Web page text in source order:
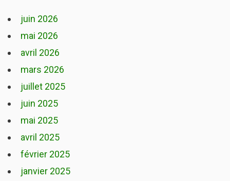
juin 2026
mai 2026
avril 2026
mars 2026
juillet 2025
juin 2025
mai 2025
avril 2025
février 2025
janvier 2025